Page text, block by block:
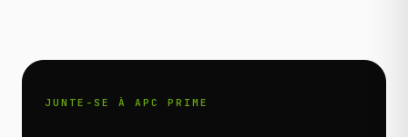
JUNTE-SE À APC PRIME